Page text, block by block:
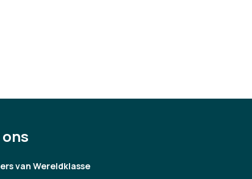
van Wereldklasse